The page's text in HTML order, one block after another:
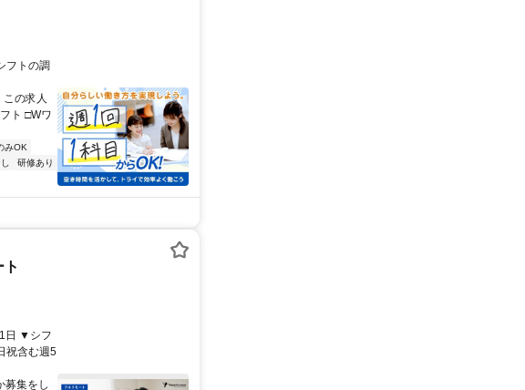
フトの調
の求人
ト □Wワ
みOK
研修あり
日 ▼シフ
祝含む週5
募集をし